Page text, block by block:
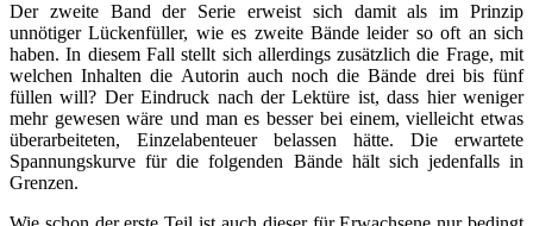
Der zweite Band der Serie erweist sich damit als im Prinzip
unnötiger Lückenfüller, wie es zweite Bände leider so oft an sich
haben. In diesem Fall stellt sich allerdings zusätzlich die Frage, mit
welchen Inhalten die Autorin auch noch die Bände drei bis fünf
füllen will? Der Eindruck nach der Lektüre ist, dass hier weniger
mehr gewesen wäre und man es besser bei einem, vielleicht etwas
überarbeiteten, Einzelabenteuer belassen hätte. Die erwartete
Spannungskurve für die folgenden Bände hält sich jedenfalls in
Grenzen.